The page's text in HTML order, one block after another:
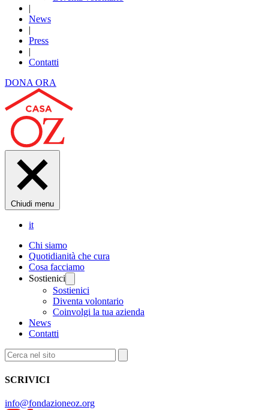
|
News
|
Press
|
Contatti
DONA ORA
Chiudi menu
it
Chi siamo
Quotidianità che cura
Cosa facciamo
Sostienici
Sostienici
Diventa volontario
Coinvolgi la tua azienda
News
Contatti
SCRIVICI
info@fondazioneoz.org